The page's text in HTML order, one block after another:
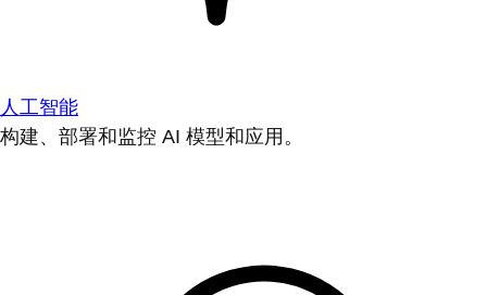
人工智能
构建、部署和监控 AI 模型和应用。